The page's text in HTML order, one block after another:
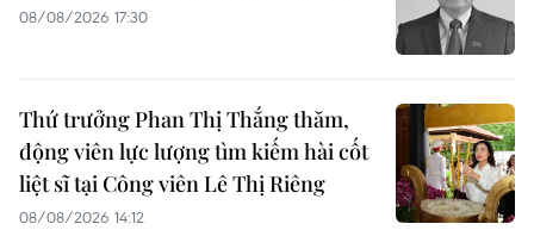
08/08/2026 17:30
Thứ trưởng Phan Thị Thắng thăm,
động viên lực lượng tìm kiếm hài cốt
liệt sĩ tại Công viên Lê Thị Riêng
08/08/2026 14:12